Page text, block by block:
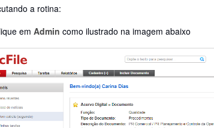
a rotina:
em Admin como ilustrado na imagem abaixo